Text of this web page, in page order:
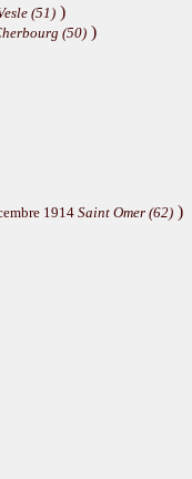
(51) )
(50) )
1914 Saint Omer (62) )